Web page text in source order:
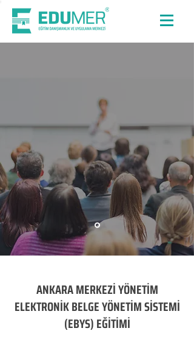
ANKARA MERKEZİ YÖNETİM
ELEKTRONİK BELGE YÖNETİM SİSTEMİ
(EBYS) EĞİTİMİ